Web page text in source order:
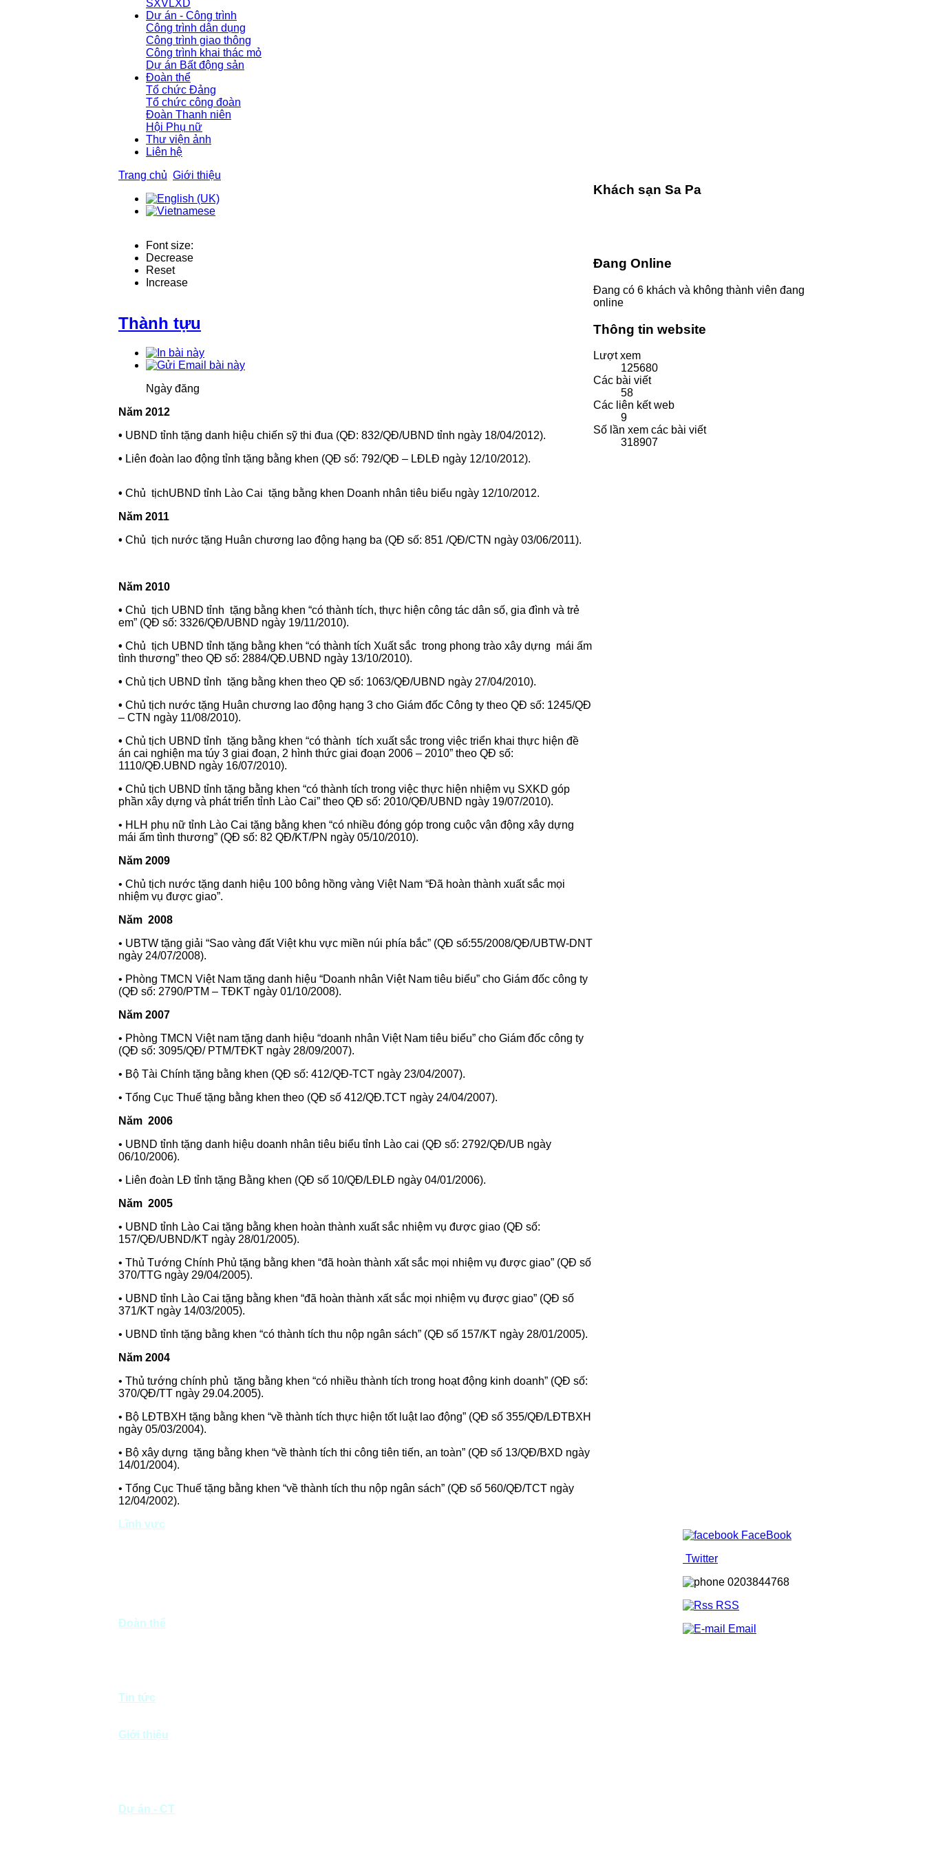
SXVLXD
Dự án - Công trình
Công trình dân dụng
Công trình giao thông
Công trình khai thác mỏ
Dự án Bất động sản
Đoàn thể
Tổ chức Đảng
Tổ chức công đoàn
Đoàn Thanh niên
Hội Phụ nữ
Thư viện ảnh
Liên hệ
Trang chủ Giới thiệu
Font size:
Decrease
Reset
Increase
Thành tựu
Ngày đăng
Năm 2012
• UBND tỉnh tặng danh hiệu chiến sỹ thi đua (QĐ: 832/QĐ/UBND tỉnh ngày 18/04/2012).
• Liên đoàn lao động tỉnh tặng bằng khen (QĐ số: 792/QĐ – LĐLĐ ngày 12/10/2012).
• Chủ tịchUBND tỉnh Lào Cai tặng bằng khen Doanh nhân tiêu biểu ngày 12/10/2012.
Năm 2011
• Chủ tịch nước tặng Huân chương lao động hạng ba (QĐ số: 851 /QĐ/CTN ngày 03/06/2011).
Năm 2010
• Chủ tịch UBND tỉnh tặng bằng khen “có thành tích, thực hiện công tác dân số, gia đình và trẻ
em” (QĐ số: 3326/QĐ/UBND ngày 19/11/2010).
• Chủ tịch UBND tỉnh tặng bằng khen “có thành tích Xuất sắc trong phong trào xây dựng mái ấm
tình thương” theo QĐ số: 2884/QĐ.UBND ngày 13/10/2010).
• Chủ tịch UBND tỉnh tặng bằng khen theo QĐ số: 1063/QĐ/UBND ngày 27/04/2010).
• Chủ tịch nước tặng Huân chương lao động hạng 3 cho Giám đốc Công ty theo QĐ số: 1245/QĐ
– CTN ngày 11/08/2010).
• Chủ tịch UBND tỉnh tặng bằng khen “có thành tích xuất sắc trong việc triển khai thực hiện đề
án cai nghiện ma túy 3 giai đoạn, 2 hình thức giai đoạn 2006 – 2010” theo QĐ số:
1110/QĐ.UBND ngày 16/07/2010).
• Chủ tịch UBND tỉnh tặng bằng khen “có thành tích trong việc thực hiện nhiệm vụ SXKD góp
phần xây dựng và phát triển tỉnh Lào Cai” theo QĐ số: 2010/QĐ/UBND ngày 19/07/2010).
• HLH phụ nữ tỉnh Lào Cai tặng bằng khen “có nhiều đóng góp trong cuộc vận động xây dựng
mái ấm tình thương” (QĐ số: 82 QĐ/KT/PN ngày 05/10/2010).
Năm 2009
• Chủ tịch nước tặng danh hiệu 100 bông hồng vàng Việt Nam “Đã hoàn thành xuất sắc mọi
nhiệm vụ được giao”.
Năm 2008
• UBTW tặng giải “Sao vàng đất Việt khu vực miền núi phía bắc” (QĐ số:55/2008/QĐ/UBTW-DNT
ngày 24/07/2008).
• Phòng TMCN Việt Nam tặng danh hiệu “Doanh nhân Việt Nam tiêu biểu” cho Giám đốc công ty
(QĐ số: 2790/PTM – TĐKT ngày 01/10/2008).
Năm 2007
• Phòng TMCN Việt nam tặng danh hiệu “doanh nhân Việt Nam tiêu biểu” cho Giám đốc công ty
(QĐ số: 3095/QĐ/ PTM/TĐKT ngày 28/09/2007).
• Bộ Tài Chính tặng bằng khen (QĐ số: 412/QĐ-TCT ngày 23/04/2007).
• Tổng Cục Thuế tặng bằng khen theo (QĐ số 412/QĐ.TCT ngày 24/04/2007).
Năm 2006
• UBND tỉnh tặng danh hiệu doanh nhân tiêu biểu tỉnh Lào cai (QĐ số: 2792/QĐ/UB ngày
06/10/2006).
• Liên đoàn LĐ tỉnh tặng Bằng khen (QĐ số 10/QĐ/LĐLĐ ngày 04/01/2006).
Năm 2005
• UBND tỉnh Lào Cai tặng bằng khen hoàn thành xuất sắc nhiệm vụ được giao (QĐ số:
157/QĐ/UBND/KT ngày 28/01/2005).
• Thủ Tướng Chính Phủ tặng bằng khen “đã hoàn thành xất sắc mọi nhiệm vụ được giao” (QĐ số
370/TTG ngày 29/04/2005).
• UBND tỉnh Lào Cai tặng bằng khen “đã hoàn thành xất sắc mọi nhiệm vụ được giao” (QĐ số
371/KT ngày 14/03/2005).
• UBND tỉnh tặng bằng khen “có thành tích thu nộp ngân sách” (QĐ số 157/KT ngày 28/01/2005).
Năm 2004
• Thủ tướng chính phủ tặng bằng khen “có nhiều thành tích trong hoạt động kinh doanh” (QĐ số:
370/QĐ/TT ngày 29.04.2005).
• Bộ LĐTBXH tặng bằng khen “về thành tích thực hiện tốt luật lao động” (QĐ số 355/QĐ/LĐTBXH
ngày 05/03/2004).
• Bộ xây dựng tặng bằng khen “về thành tích thi công tiên tiến, an toàn” (QĐ số 13/QĐ/BXD ngày
14/01/2004).
• Tổng Cục Thuế tặng bằng khen “về thành tích thu nộp ngân sách” (QĐ số 560/QĐ/TCT ngày
12/04/2002).
Khách sạn Sa Pa
Đang Online
Đang có 6 khách và không thành viên đang
online
Thông tin website
Lượt xem
125680
Các bài viết
58
Các liên kết web
9
Số lần xem các bài viết
318907
Lĩnh vực
Đoàn thể
Tin tức
Giới thiệu
Dự án - CT
FaceBook
Twitter
0203844768
RSS
Email